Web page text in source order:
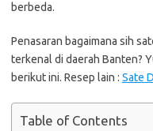
berbeda.
Penasaran bagaimana sih
terkenal di daerah Banten?
berikut ini. Resep lain : Sate
Table of Contents